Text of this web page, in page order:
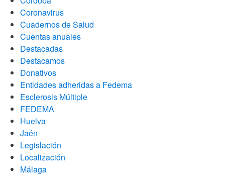
Coronavirus
Cuadernos de Salud
Cuentas anuales
Destacadas
Destacamos
Donativos
Entidades adheridas a Fedema
Esclerosis Múltiple
FEDEMA
Huelva
Jaén
Legislación
Localización
Málaga